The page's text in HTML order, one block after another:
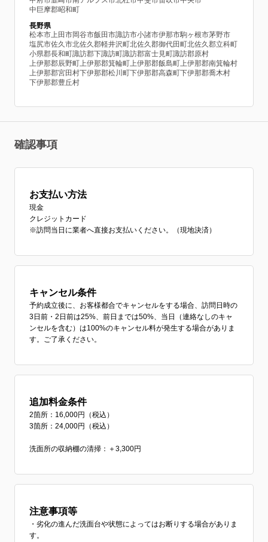
中巨摩郡昭和町
長野県
松本市上田市岡谷市飯田市諏訪市小諸市伊那市駒ヶ根市茅野市
塩尻市佐久市北佐久郡軽井沢町北佐久郡御代田町北佐久郡立科町
小県郡長和町諏訪郡下諏訪町諏訪郡富士見町諏訪郡原村
上伊那郡辰野町上伊那郡箕輪町上伊那郡飯島町上伊那郡南箕輪村
上伊那郡宮田村下伊那郡松川町下伊那郡高森町下伊那郡喬木村
下伊那郡豊丘村
確認事項
お支払い方法
現金
クレジットカード
※訪問当日に業者へ直接お支払いください。（現地決済）
キャンセル条件
予約成立後に、お客様都合でキャンセルをする場合、訪問日時の
3日前・2日前は25%、前日までは50%、当日（連絡なしのキャ
ンセルを含む）は100%のキャンセル料が発生する場合がありま
す。ご了承ください。
追加料金条件
2箇所：16,000円（税込）
3箇所：24,000円（税込）
洗面所の収納棚の清掃：＋3,300円
注意事項等
・劣化の進んだ洗面台や状態によってはお断りする場合がありま
す。